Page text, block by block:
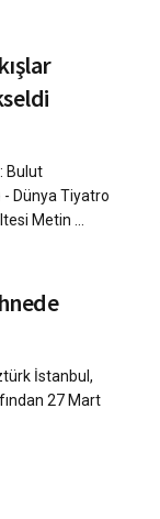
Bulut
Dünya Tiyatro
Metin ...
İstanbul,
27 Mart